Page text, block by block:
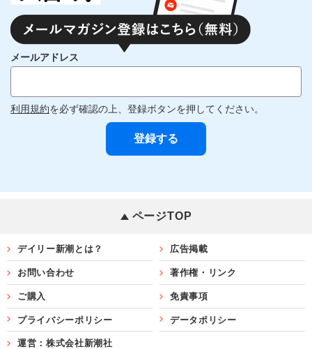
メールアドレス
利用規約を必ず確認の上、登録ボタンを押してください。
ページTOP
デイリー新潮とは？ 広告掲載
お問い合わせ 著作権・リンク
ご購入 免責事項
プライバシーポリシー データポリシー
運営：株式会社新潮社